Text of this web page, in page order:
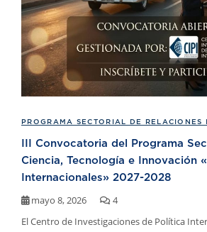
PROGRAMA SECTORIAL DE RELACIONES
III Convocatoria del Programa
Ciencia, Tecnología e Innovación
Internacionales» 2027-2028
mayo 8, 2026
4
El Centro de Investigaciones de Política